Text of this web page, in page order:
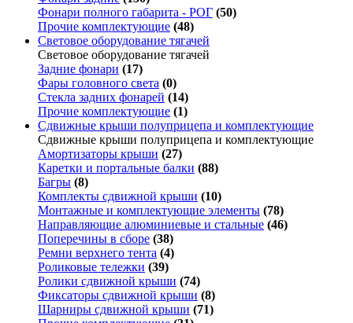
Фонари полного габарита - РОГ (50)
Прочие комплектующие (48)
Световое оборудование тягачей
Световое оборудование тягачей
Задние фонари (17)
Фары головного света (0)
Стекла задних фонарей (14)
Прочие комплектующие (1)
Сдвижные крыши полуприцепа и комплектующие
Сдвижные крыши полуприцепа и комплектующие
Амортизаторы крыши (27)
Каретки и портальные балки (88)
Багры (8)
Комплекты сдвижной крыши (10)
Монтажные и комплектующие элементы (78)
Направляющие алюминиевые и стальные (46)
Поперечины в сборе (38)
Ремни верхнего тента (4)
Роликовые тележки (39)
Ролики сдвижной крыши (74)
Фиксаторы сдвижной крыши (8)
Шарниры сдвижной крыши (71)